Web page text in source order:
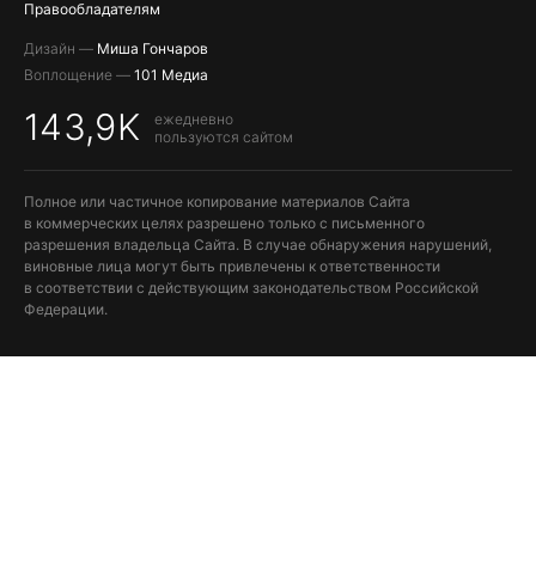
Правообладателям
Дизайн — Миша Гончаров
Воплощение — 101 Медиа
143,9K
ежедневно
пользуются сайтом
Полное или частичное копирование материалов Сайта
в коммерческих целях разрешено только с письменного
разрешения владельца Сайта. В случае обнаружения нарушений,
виновные лица могут быть привлечены к ответственности
в соответствии с действующим законодательством Российской
Федерации.